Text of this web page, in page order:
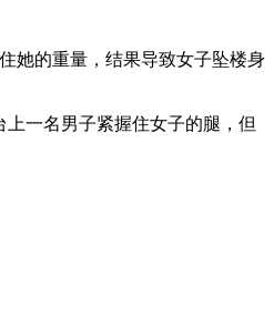
她的重量，结果导致女子坠楼身
一名男子紧握住女子的腿，但